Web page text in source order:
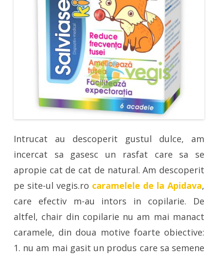
Intrucat au descoperit gustul dulce, am
incercat sa gasesc un rasfat care sa se
apropie cat de cat de natural. Am descoperit
pe site-ul vegis.ro caramelele de la Apidava,
care efectiv m-au intors in copilarie. De
altfel, chair din copilarie nu am mai manact
caramele, din doua motive foarte obiective:
1. nu am mai gasit un produs care sa semene